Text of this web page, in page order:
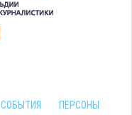
СОБЫТИЯ ПЕРСОНЫ